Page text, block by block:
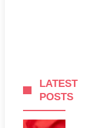
LATEST
POSTS